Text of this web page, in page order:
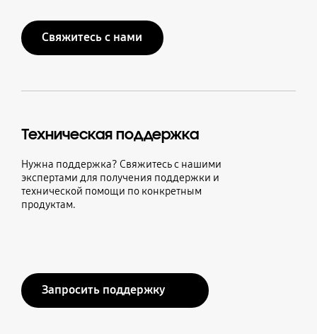
Свяжитесь с нами
Техническая поддержка
Нужна поддержка? Свяжитесь с нашими
экспертами для получения поддержки и
технической помощи по конкретным
продуктам.
Запросить поддержку